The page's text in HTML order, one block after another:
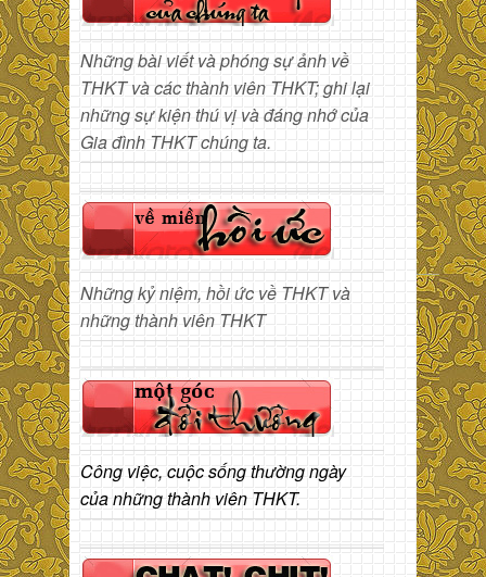
Những bài viết và phóng sự ảnh về
THKT và các thành viên THKT; ghi lại
những sự kiện thú vị và đáng nhớ của
Gia đình THKT chúng ta.
Những kỷ niệm, hồi ức về THKT và
những thành viên THKT
Công việc, cuộc sống thường ngày
của những thành viên THKT.